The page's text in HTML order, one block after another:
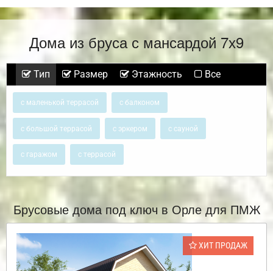
Дома из бруса с мансардой 7х9
Тип Размер Этажность Все
с маленькой террасой с балконом
с большой террасой с эркером с сауной
с гаражом с террасой
Брусовые дома под ключ в Орле для ПМЖ
ХИТ ПРОДАЖ